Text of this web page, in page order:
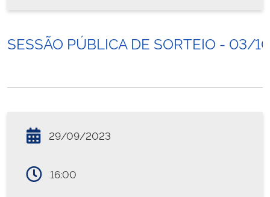
SESSÃO PÚBLICA DE SORTEIO - 03/
29/09/2023
16:00